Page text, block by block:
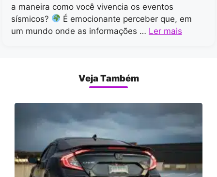
a maneira como você vivencia os eventos
sísmicos?
É emocionante perceber que, em
um mundo onde as informações … Ler mais
Veja Também